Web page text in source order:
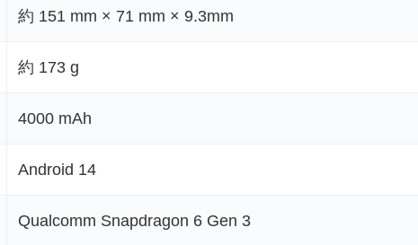
約 151 mm × 71 mm × 9.3mm
約 173 g
4000 mAh
Android 14
Qualcomm Snapdragon 6 Gen 3